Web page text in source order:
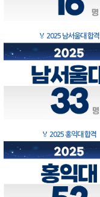
🏅 2025 남서울대 합격
🏅 2025 홍익대 합격